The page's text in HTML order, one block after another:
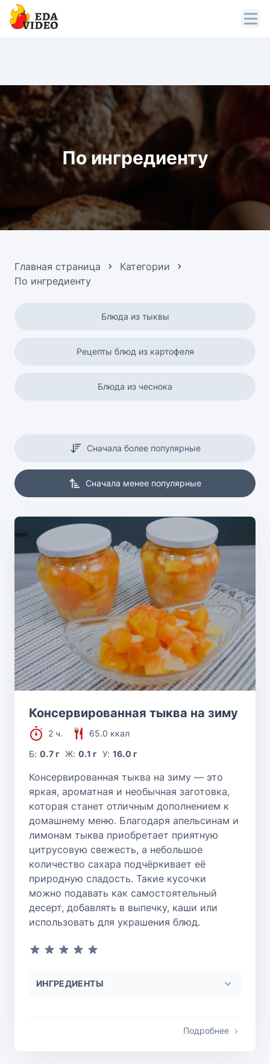
По ингредиенту
Главная страница
Категории
По ингредиенту
Блюда из тыквы
Рецепты блюд из картофеля
Блюда из чеснока
Блюда из огурцов
Рецепт с сухими дрожжами
Рецепты из куриного филе
Блюда из моркови
Блюда из капусты
Рецепты из кабачков
Блюда из грибов
Блюда из курицы
Блюда из яблок
Блюда из шоколада
Блюда из рыбы
Сначала более популярные
Сначала менее популярные
Консервированная тыква на зиму
2 ч.
65.0 ккал
Б:0.7 г Ж: 0.1 г У: 16.0 г
Консервированная тыква на зиму — это
яркая, ароматная и необычная заготовка,
которая станет отличным дополнением к
домашнему меню. Благодаря апельсинам и
лимонам тыква приобретает приятную
цитрусовую свежесть, а небольшое
количество сахара подчёркивает её
природную сладость. Такие кусочки
можно подавать как самостоятельный
десерт, добавлять в выпечку, каши или
использовать для украшения блюд.
ИНГРЕДИЕНТЫ
Подробнее